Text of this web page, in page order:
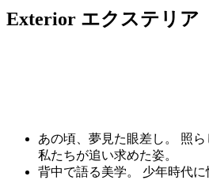
Exterior エクステリア
あの頃、夢見た眼差し。 照
私たちが追い求めた姿。
背中で語る美学。 少年時代